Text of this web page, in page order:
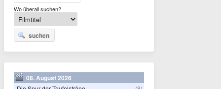
Wo überall suchen?
suchen
08. August 2026